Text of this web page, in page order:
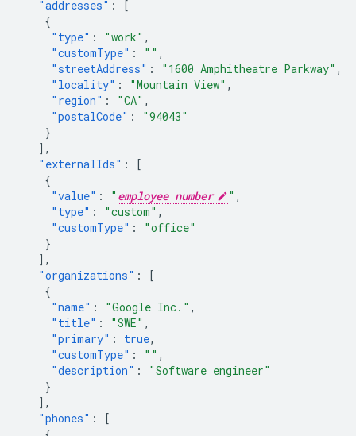
"addresses" :
[
{
"type" : "work" ,
"customType" : "" ,
"streetAddress" : "1600 Amphitheatre Parkway" ,
"locality" : "Mountain View" ,
"region" : "CA" ,
"postalCode" :
"94043"
}
],
"externalIds" :
[
{
"value" : " employee number " ,
"type" : "custom" ,
"customType" :
"office"
}
],
"organizations" :
[
{
"name" : "Google Inc." ,
"title" : "SWE" ,
"primary" : true,
"customType" : "" ,
"description" :
"Software engineer"
}
],
"phones" :
[